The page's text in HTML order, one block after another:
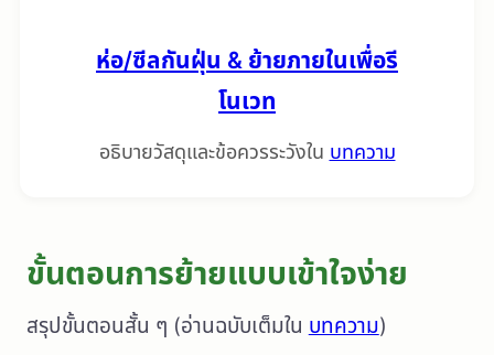
ห่อ/ซีลกันฝุ่น & ย้ายภายในเพื่อรี
โนเวท
อธิบายวัสดุและข้อควรระวังใน บทความ
ขั้นตอนการย้ายแบบเข้าใจง่าย
สรุปขั้นตอนสั้น ๆ (อ่านฉบับเต็มใน บทความ)